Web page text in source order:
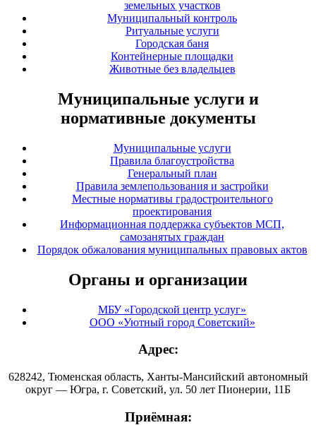
земельных участков
Муниципальный контроль
Ритуальные услуги
Городская баня
Контейнерные площадки
Животные без владельцев
Муниципальные услуги и
нормативные документы
Муниципальные услуги
Правила благоустройства
Генеральный план
Правила землепользования и застройки
Местные нормативы градостроительного
проектирования
Информационная поддержка субъектов МСП,
самозанятых граждан
Порядок обжалования муниципальных правовых актов
Органы и организации
МБУ «Городской центр услуг»
ООО «Уютный город Советский»
Адрес:
628242, Тюменская область, Ханты-Мансийский автономный
округ — Югра, г. Советский, ул. 50 лет Пионерии, 11Б
Приёмная: